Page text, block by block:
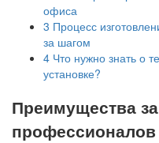
офиса
3 Процесс
за шагом
4 Что нужно знать о
установке?
Преимущества
профессионалов